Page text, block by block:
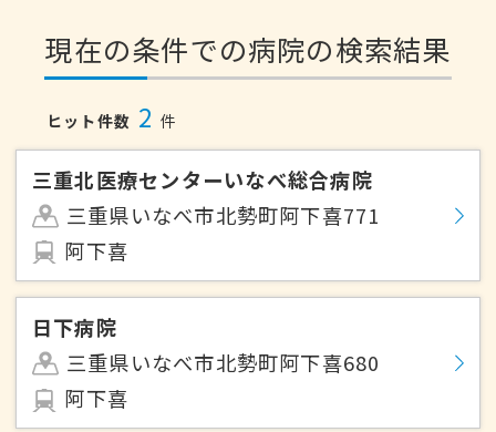
現在の条件での病院の検索結果
ヒット件数 2 件
三重北医療センターいなべ総合病院
三重県いなべ市北勢町阿下喜771
阿下喜
日下病院
三重県いなべ市北勢町阿下喜680
阿下喜